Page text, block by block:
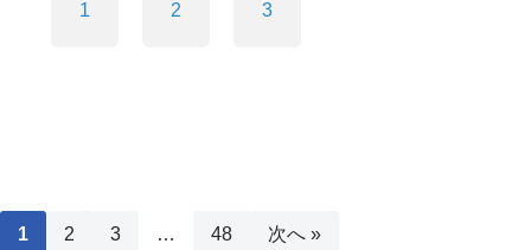
1 2 3
1 2 3 … 48 次へ »